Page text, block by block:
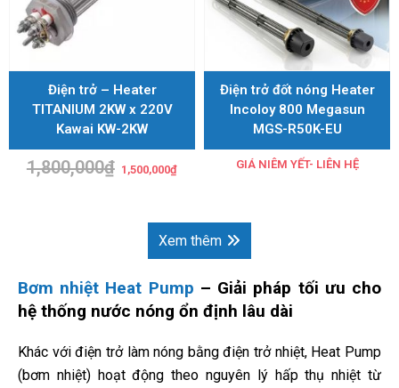
Điện trở – Heater
TITANIUM 2KW x 220V
Kawai KW-2KW
1,800,000₫
Giá
gốc
1,500,000₫Giá
Điện trở đốt nóng Heater
Incoloy 800 Megasun
MGS-R50K-EU
GIÁ NIÊM YẾT- LIÊN HỆ
Xem thêm
Bơm nhiệt Heat Pump – Giải pháp tối ưu cho
hệ thống nước nóng ổn định lâu dài
Khác với điện trở làm nóng bằng điện trở nhiệt, Heat Pump
(bơm nhiệt) hoạt động theo nguyên lý hấp thụ nhiệt từ